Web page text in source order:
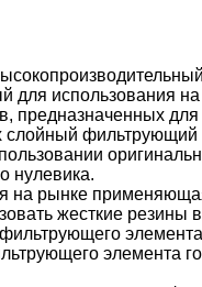
для использования
предназначенных
слойный
нулевика.
на рынке
жесткие резины
элемента